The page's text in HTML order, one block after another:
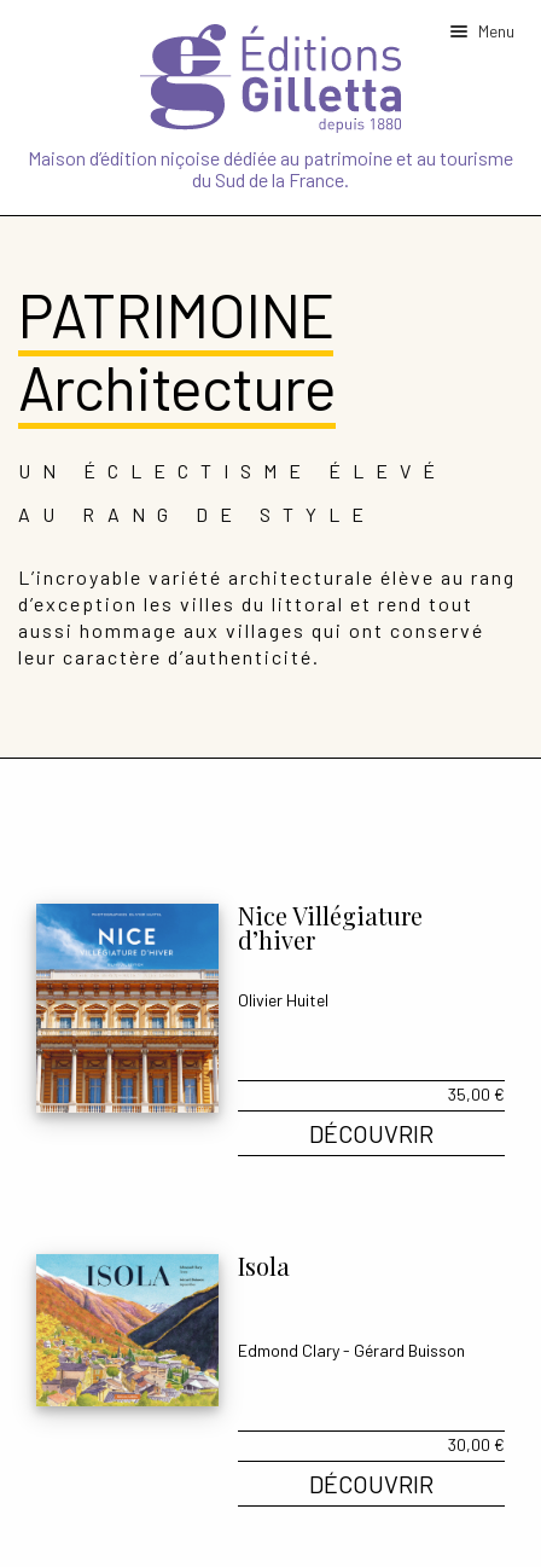
Maison d’édition niçoise dédiée au patrimoine et au tourisme
du Sud de la France.
Menu
NOTRE MAISON
menu
le
Architecture
Vues anciennes
Littérature
TOURISME
NATURE
CUISINE
ESPACE PRO
le
PATRIMOINE
Architecture
UN ÉCLECTISME ÉLEVÉ
AU RANG DE STYLE
L’incroyable variété architecturale élève au rang
d’exception les villes du littoral et rend tout
aussi hommage aux villages qui ont conservé
leur caractère d’authenticité.
Nice Villégiature
d’hiver
Olivier Huitel
35,00 €
DÉCOUVRIR
Isola
Edmond Clary- Gérard Buisson
30,00 €
DÉCOUVRIR